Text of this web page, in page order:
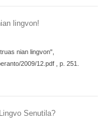
lingvon!
nian lingvon",
2009/12.pdf , p. 251.
Senutila?